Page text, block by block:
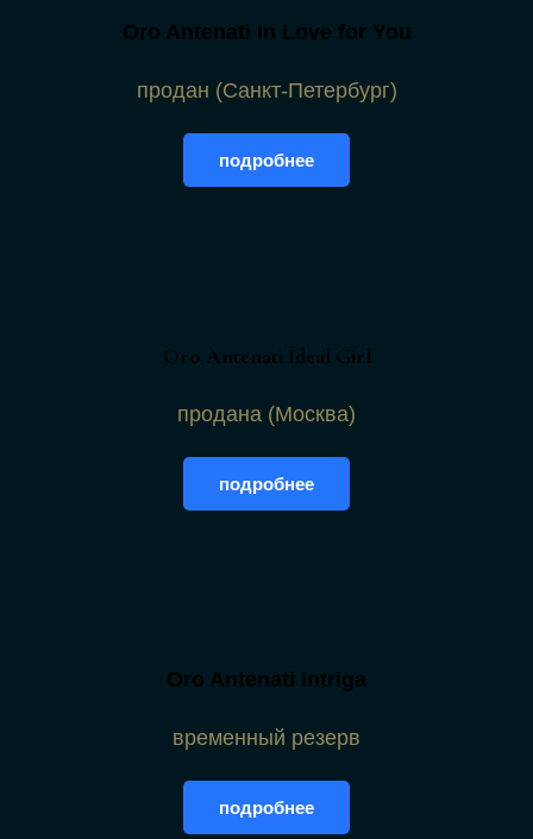
Oro Antenati In Love for You
продан (Санкт-Петербург)
подробнее
Oro Antenati Ideal Girl
продана (Москва)
подробнее
Oro Antenati Intriga
временный резерв
подробнее